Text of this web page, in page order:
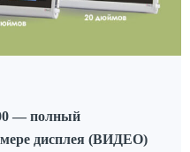
— полный
дисплея (ВИДЕО)